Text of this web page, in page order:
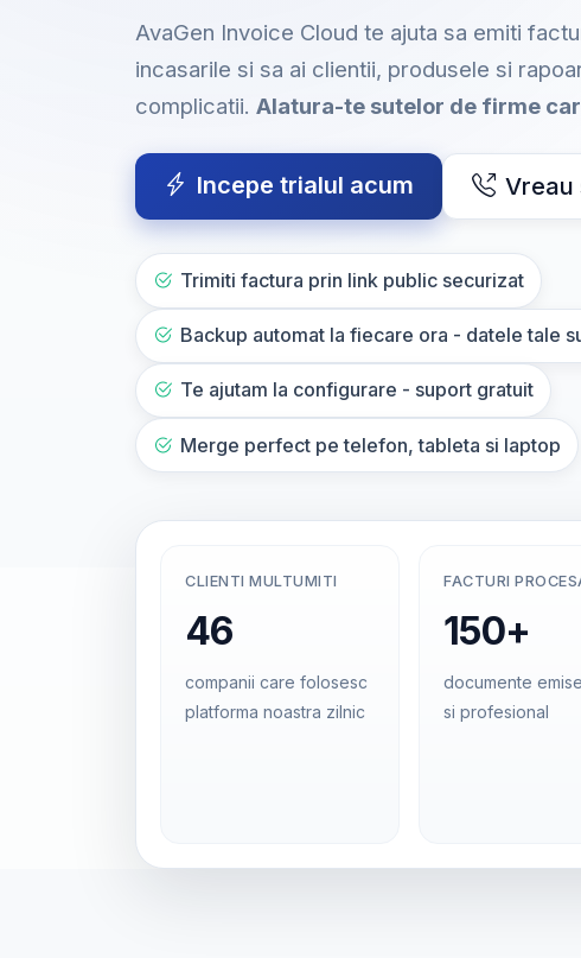
AvaGen Invoice Cloud te ajuta sa emiti
incasarile si sa ai clientii, produsele si
complicatii. Alatura-te sutelor de firme
Incepe trialul acum Vreau
Trimiti factura prin link public securizat
Backup automat la fiecare ora - datele tale
Te ajutam la configurare - suport gratuit
Merge perfect pe telefon, tableta si laptop
CLIENTI MULTUMITI
46
companii care folosesc
platforma noastra zilnic
FACTURI
150+
documente
si profesional